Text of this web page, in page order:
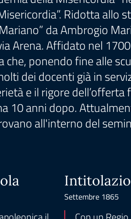
Ridotta allo
da Ambrogio
Arena. Affidato nel
che, ponendo fine alle
dei docenti già in
e il rigore
10 anni dopo.
all'interno del
Settembre 1865